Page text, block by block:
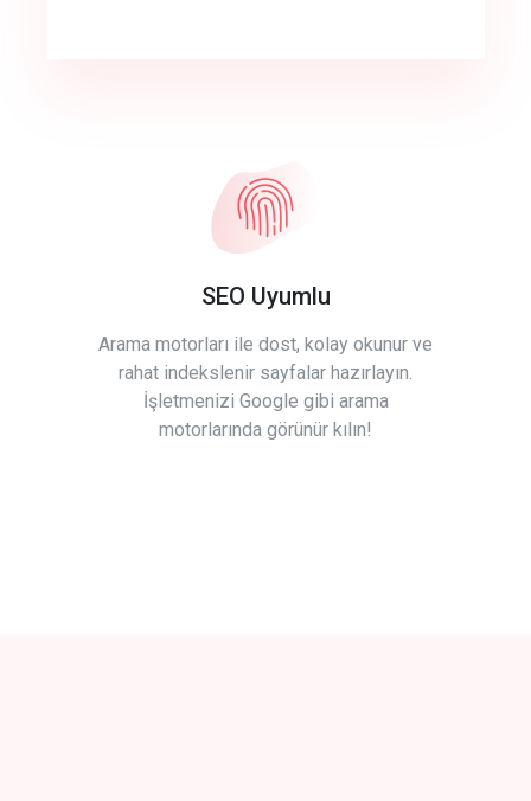
SEO Uyumlu
Arama motorları ile dost, kolay okunur ve
rahat indekslenir sayfalar hazırlayın.
İşletmenizi Google gibi arama
motorlarında görünür kılın!